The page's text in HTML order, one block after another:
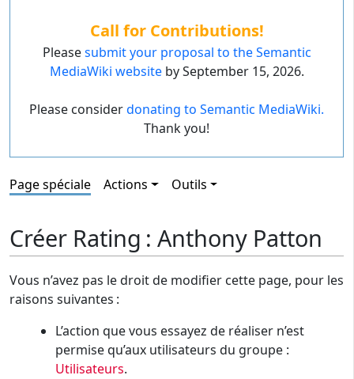
Call for Contributions!
Pleasesubmit your proposal to the Semantic
MediaWiki websiteby September 15, 2026.
Please considerdonating to Semantic MediaWiki.
Thank you!
Page spéciale Actions Outils
Créer Rating : Anthony Patton
Vous n’avez pas le droit de modifier cette page, pour les
raisons suivantes :
L’action que vous essayez de réaliser n’est
permise qu’aux utilisateurs du groupe :
Utilisateurs.